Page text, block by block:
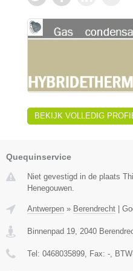
BEKIJK VOLLEDIG
Quequinservice
Niet gevestigd in de plaats
Henegouwen.
Antwerpen » Berendrecht
Binnenpad 19, 2040
Tel: 0468035899, Fax: -,